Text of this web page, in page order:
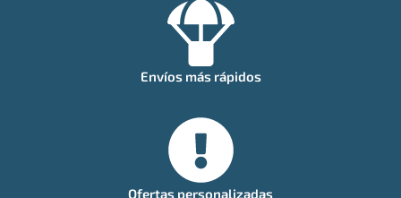
Envíos más rápidos
Ofertas personalizadas